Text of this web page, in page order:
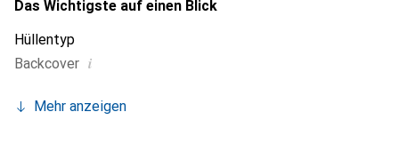
Das Wichtigste auf einen Blick
Hüllentyp
Backcover i
Mehr anzeigen